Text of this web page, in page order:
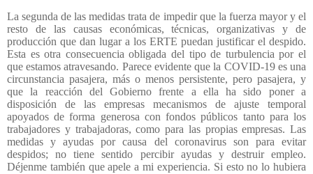
La segunda de las medidas trata de impedir que la fuerza mayor y el
resto de las causas económicas, técnicas, organizativas y de
producción que dan lugar a los ERTE puedan justificar el despido.
Esta es otra consecuencia obligada del tipo de turbulencia por el
que estamos atravesando. Parece evidente que la COVID-19 es una
circunstancia pasajera, más o menos persistente, pero pasajera, y
que la reacción del Gobierno frente a ella ha sido poner a
disposición de las empresas mecanismos de ajuste temporal
apoyados de forma generosa con fondos públicos tanto para los
trabajadores y trabajadoras, como para las propias empresas. Las
medidas y ayudas por causa del coronavirus son para evitar
despidos; no tiene sentido percibir ayudas y destruir empleo.
Déjenme también que apele a mi experiencia. Si esto no lo hubiera